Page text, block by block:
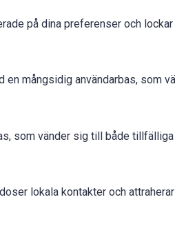
på dina preferenser och
en mångsidig användarbas, som
som vänder sig till både
lokala kontakter och